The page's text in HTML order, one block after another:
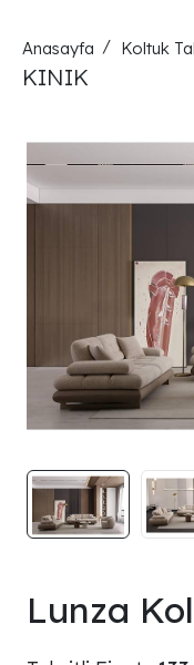
Anasayfa Koltuk
KINIK
Lunza